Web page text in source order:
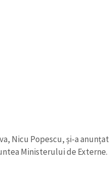
Nicu Popescu, și-a anunțat
Ministerului de Externe.